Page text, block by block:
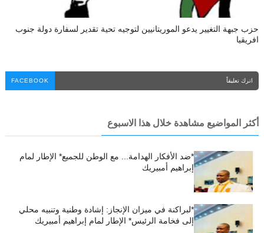
حزب جبهة التغيير يدعو الموريتانيين لتوجيه تحية تقدير لسفارة دولة جنوب
افريقيا
اترك تعليقاً FACEBOOK
أكثر المواضيع مشاهدة خلال هذا الاسبوع
*ضد الأفكار الهدامة... مع الوطن للجميع* الإطار لمام
إبراهيم أمبيريك
*لبراكنة في ميزان الإنجاز: إشادة وطنية وتنبيه محلي
إلى فخامة الرئيس* الإطار لمام إبراهيم أمبيريك